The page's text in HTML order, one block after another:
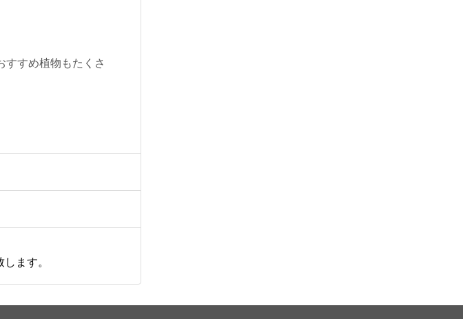
すすめ植物もたくさ
ます。